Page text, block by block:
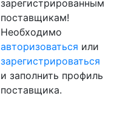
зарегистрированным
поставщикам!
Необходимо
авторизоваться или
зарегистрироваться
и заполнить профиль
поставщика.